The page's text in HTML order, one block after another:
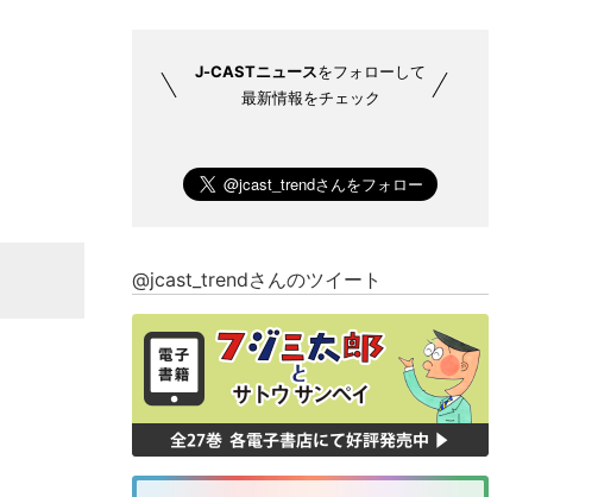
J-CASTニュースをフォローして
最新情報をチェック
@jcast_trendさんのツイート